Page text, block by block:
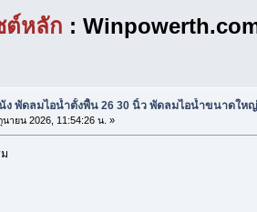
ต์หลัก :
ง พัดลมไอน้ำตั้งพื้น 26 30 นิ้ว พัดลมไอน้ำขนาดใหญ่
นายน 2026, 11:54:26 น. »